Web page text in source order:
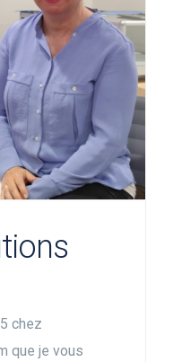
chez
que je vous